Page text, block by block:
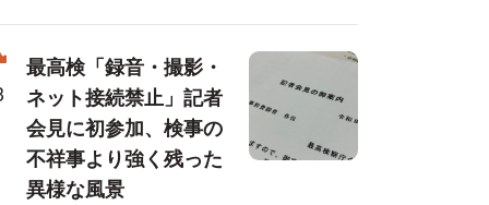
最高検「録音・撮影・
ネット接続禁止」記者
会見に初参加、検事の
不祥事より強く残った
異様な風景